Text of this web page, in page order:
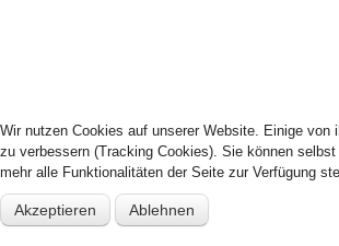
Wir nutzen Cookies auf unserer Website. Einige
zu verbessern (Tracking Cookies). Sie können
mehr alle Funktionalitäten der Seite zur Verfügung
Akzeptieren Ablehnen